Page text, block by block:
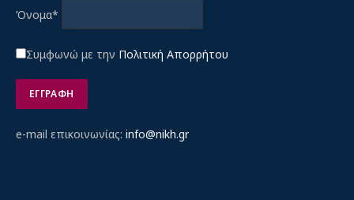
Όνομα*
Συμφωνώ με την Πολιτική Απορρήτου
e-mail επικοινωνίας: info@nikh.gr